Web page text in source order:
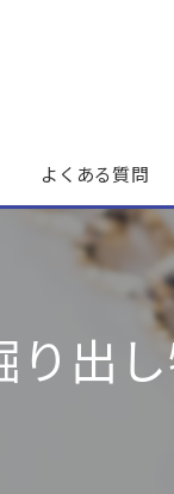
よくある質問
出